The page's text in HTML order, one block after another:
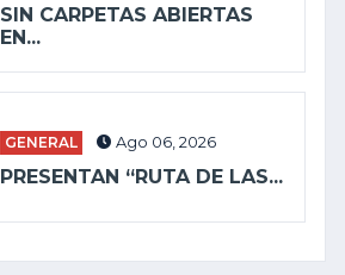
SIN CARPETAS ABIERTAS
EN...
GENERAL Ago 06, 2026
PRESENTAN “RUTA DE LAS...